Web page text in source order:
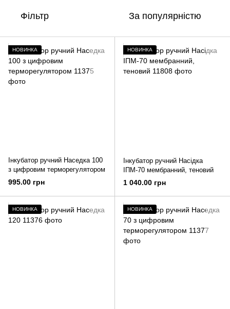
Фільтр За популярністю
НОВИНКА
Інкубатор ручний Наседка 100
з цифровим терморегулятором
995.00 грн
НОВИНКА
Інкубатор ручний Насідка
ІПМ-70 мембранний, теновий
1 040.00 грн
НОВИНКА НОВИНКА